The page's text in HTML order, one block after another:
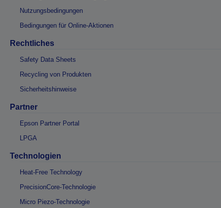
Nutzungsbedingungen
Bedingungen für Online-Aktionen
Rechtliches
Safety Data Sheets
Recycling von Produkten
Sicherheitshinweise
Partner
Epson Partner Portal
LPGA
Technologien
Heat-Free Technology
PrecisionCore-Technologie
Micro Piezo-Technologie